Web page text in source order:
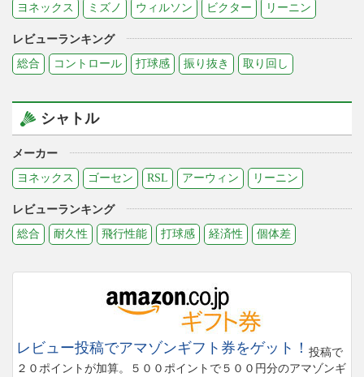
ヨネックス
ミズノ ウィルソン ビクター リーニン
レビューランキング
総合
コントロール 打球感 振り抜き 取り回し
シャトル
メーカー
ヨネックス
ゴーセン RSL アーウィン リーニン
レビューランキング
総合
耐久性 飛行性能 打球感 経済性 個体差
レビュー投稿でアマゾンギフト券をゲット！ 投稿で
２０ポイントが加算。５００ポイントで５００円分のアマゾンギ